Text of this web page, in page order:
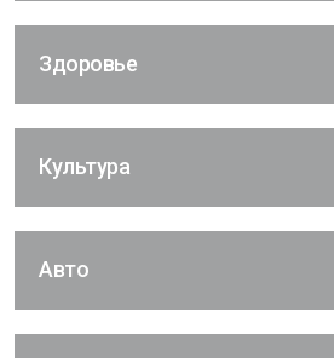
Здоровье
Культура
Авто